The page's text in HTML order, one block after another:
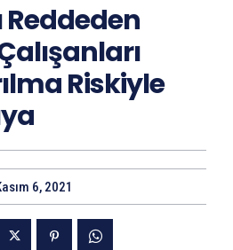
Reddeden
Riskiyle
6, 2021